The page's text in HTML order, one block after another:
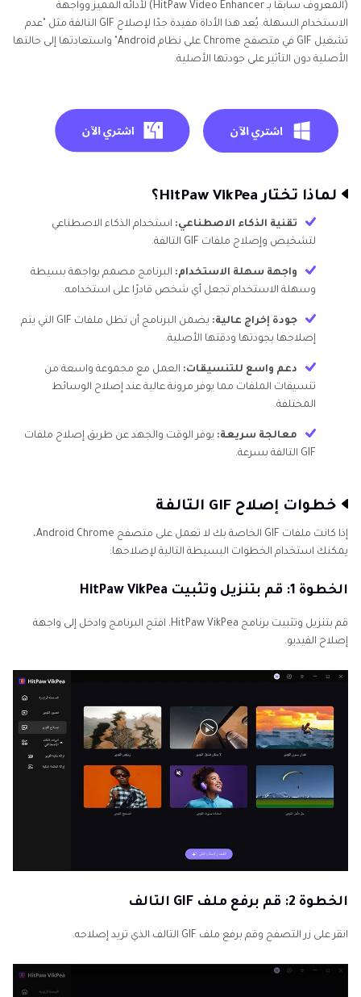
(المعروف سابقًا بـ HitPaw Video Enhancer) لأدائه المميز وواجهة
الاستخدام السهلة. يُعد هذا الأداة مفيدة جدًا لإصلاح GIF التالفة مثل "عدم
تشغيل GIF في متصفح Chrome على نظام Android" واستعادتها إلى حالتها
الأصلية دون التأثير على جودتها الأصلية.
لماذا تختار HitPaw VikPea؟
تقنية الذكاء الاصطناعي: استخدام الذكاء الاصطناعي
لتشخيص وإصلاح ملفات GIF التالفة.
واجهة سهلة الاستخدام: البرنامج مصمم بواجهة بسيطة
وسهلة الاستخدام تجعل أي شخص قادرًا على استخدامه.
جودة إخراج عالية:
يضمن البرنامج أن تظل ملفات GIF التي يتم
إصلاحها بجودتها ودقتها الأصلية.
دعم واسع للتنسيقات: العمل مع مجموعة واسعة من
تنسيقات الملفات مما يوفر مرونة عالية عند إصلاح الوسائط
المختلفة.
معالجة سريعة: يوفر الوقت والجهد عن طريق إصلاح ملفات
GIF التالفة بسرعة.
خطوات إصلاح GIF التالفة
إذا كانت ملفات GIF الخاصة بك لا تعمل على متصفح Android Chrome،
يمكنك استخدام الخطوات البسيطة التالية لإصلاحها:
الخطوة 1: قم بتنزيل وتثبيت HitPaw VikPea
قم بتنزيل وتثبيت برنامج HitPaw VikPea. افتح البرنامج وادخل إلى واجهة
إصلاح الفيديو.
الخطوة 2: قم برفع ملف GIF التالف
انقر على زر التصفح وقم برفع ملف GIF التالف الذي تريد إصلاحه.